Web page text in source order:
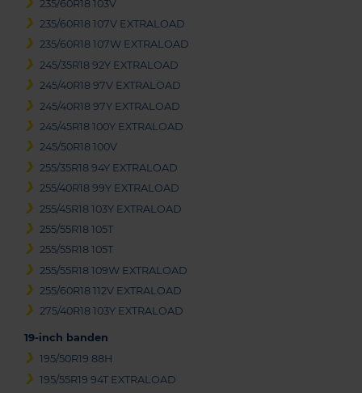
235/60R18 103V
235/60R18 107V EXTRALOAD
235/60R18 107W EXTRALOAD
245/35R18 92Y EXTRALOAD
245/40R18 97V EXTRALOAD
245/40R18 97Y EXTRALOAD
245/45R18 100Y EXTRALOAD
245/50R18 100V
255/35R18 94Y EXTRALOAD
255/40R18 99Y EXTRALOAD
255/45R18 103Y EXTRALOAD
255/55R18 105T
255/55R18 105T
255/55R18 109W EXTRALOAD
255/60R18 112V EXTRALOAD
275/40R18 103Y EXTRALOAD
19-inch banden
195/50R19 88H
195/55R19 94T EXTRALOAD